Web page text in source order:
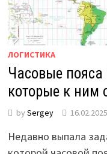
ЛОГИСТИКА
Часовые
которые к ним
by Sergey 16.02.2025
Недавно выпала